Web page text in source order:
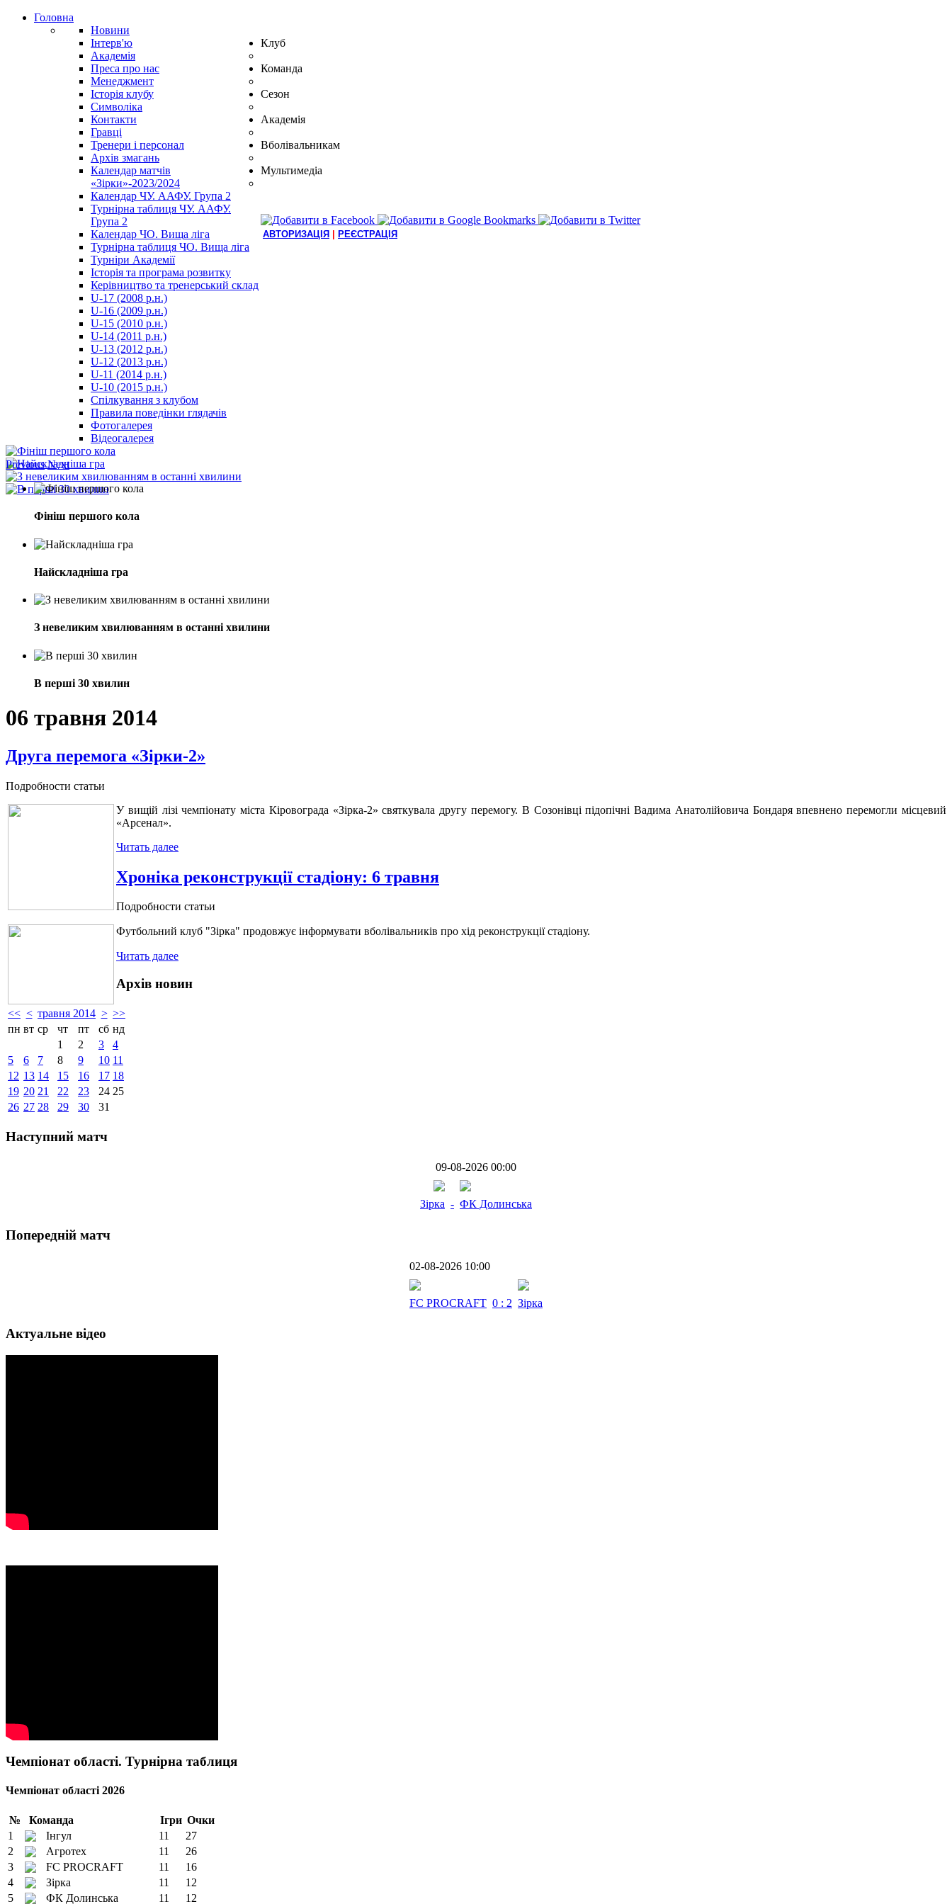
Головна
Новини
Інтерв'ю
Академія
Преса про нас
Клуб
Менеджмент
Історія клубу
Символіка
Контакти
Команда
Гравці
Тренери і персонал
Архів змагань
Сезон
Календар матчів
«Зірки»-2023/2024
Календар ЧУ. ААФУ. Група 2
Турнірна таблиця ЧУ. ААФУ.
Група 2
Календар ЧО. Вища ліга
Турнірна таблиця ЧО. Вища ліга
Академія
Турніри Академії
Історія та програма розвитку
Керівництво та тренерський склад
U-17 (2008 р.н.)
U-16 (2009 р.н.)
U-15 (2010 р.н.)
U-14 (2011 р.н.)
U-13 (2012 р.н.)
U-12 (2013 р.н.)
U-11 (2014 р.н.)
U-10 (2015 р.н.)
Вболівальникам
Спілкування з клубом
Правила поведінки глядачів
Мультимедіа
Фотогалерея
Відеогалерея
АВТОРИЗАЦІЯ РЕЄСТРАЦІЯ
Previous Next
Фініш першого кола
Найскладніша гра
З невеликим хвилюванням в останні хвилини
В перші 30 хвилин
06 травня 2014
Друга перемога «Зірки-2»
Подробности статьи
У вищій лізі чемпіонату міста Кіровограда «Зірка-2» святкувала другу перемогу. В Созонівці підопічні Вадима Анатолійовича Бондаря впевнено перемогли місцевий
«Арсенал».
Читать далее
Хроніка реконструкції стадіону: 6 травня
Подробности статьи
Футбольний клуб "Зірка" продовжує інформувати вболівальників про хід реконструкції стадіону.
Читать далее
Архів новин
<< < травня 2014 > >>
пн вт ср чт пт сб нд
1
2 3
4
5
6 7 8 9 10 11
12 13 14 15 16 17 18
19 20 21 22 23 24 25
26 27 28 29 30 31
Наступний матч
09-08-2026 00:00
Зірка - ФК Долинська
Попередній матч
02-08-2026 10:00
FC PROCRAFT 0 : 2 Зірка
Актуальне відео
Чемпіонат області. Турнірна таблиця
Чемпіонат області 2026
№ Команда Ігри Очки
1
Інгул 11
27
2
Агротех 11
26
3
FC PROCRAFT 11
16
4
Зірка 11
12
5
ФК Долинська 11 12